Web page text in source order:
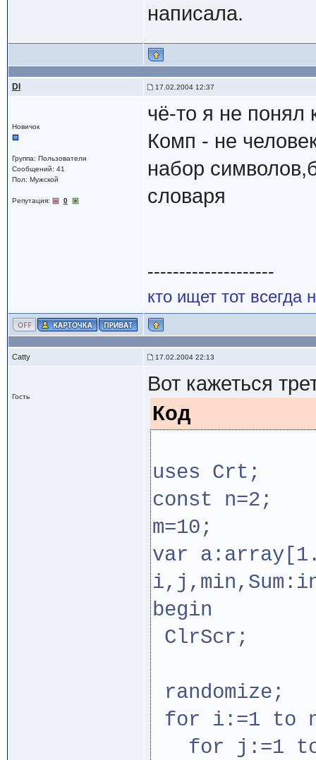
написала.
DI 17.02.2004 12:37
Новичок
Группа: Пользователи
Сообщений: 41
Пол: Мужской
Репутация: 0
чё-то я не понял
Комп - не
набор
словаря
--------------------
кто ищет тот всегда
Catty 17.02.2004 22:13
Гость
Вот кажеться
Код
uses Crt;
const n=2;
m=10;
var
begin
ClrScr;
randomize;
for i:=1 to
for j:=1 to